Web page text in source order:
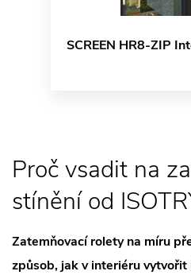
SCREEN HR8-ZIP
Proč vsadit na
stínění od
Zatemňovací rolety na míru
způsob, jak v interiéru vytvořit